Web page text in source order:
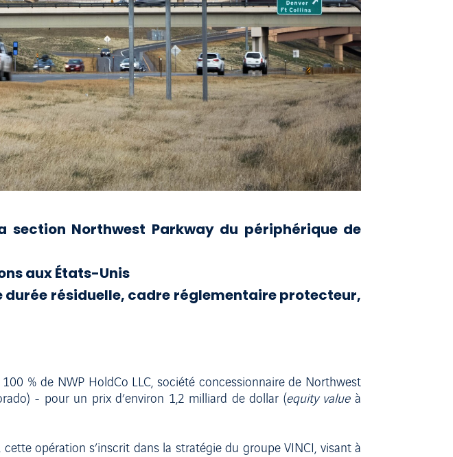
section Northwest Parkway du périphérique de
aux États-Unis
résiduelle, cadre réglementaire protecteur,
% de NWP HoldCo LLC, société concessionnaire de Northwest
- pour un prix d’environ 1,2 milliard de dollar (equity valueà
opération s’inscrit dans la stratégie du groupe VINCI, visant à